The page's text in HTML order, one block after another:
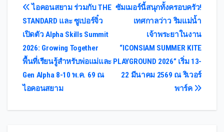
Post
navigation
ซัมเมอร์นี้สนุกทั้งครอบครัว!
เทศกาลว่าว ริมแม่น้ำ
เจ้าพระยาในงาน
“ICONSIAM SUMMER KITE
PLAYGROUND 2026” เริ่ม 13-
22 มีนาคม 2569 ณ ริเวอร์
พาร์ค
ไอคอนสยาม ร่วมกับ THE
STANDARD และ ซูเปอร์จิ๋ว
เปิดตัว Alpha Skills Summit
2026: Growing Together
พื้นที่เรียนรู้สำหรับพ่อแม่และ
Gen Alpha 8-10 พ.ค. 69 ณ
ไอคอนสยาม